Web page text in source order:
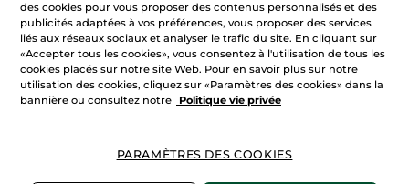
des cookies pour vous proposer des contenus personnalisés et des
publicités adaptées à vos préférences, vous proposer des services
liés aux réseaux sociaux et analyser le trafic du site. En cliquant sur
«Accepter tous les cookies», vous consentez à l'utilisation de tous les
cookies placés sur notre site Web. Pour en savoir plus sur notre
utilisation des cookies, cliquez sur «Paramètres des cookies» dans la
bannière ou consultez notre
Politique vie privée
PARAMÈTRES DES COOKIES